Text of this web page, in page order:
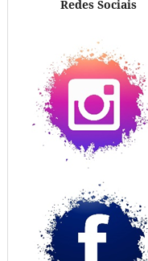
Redes Sociais